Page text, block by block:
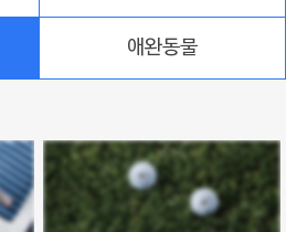
애완동물